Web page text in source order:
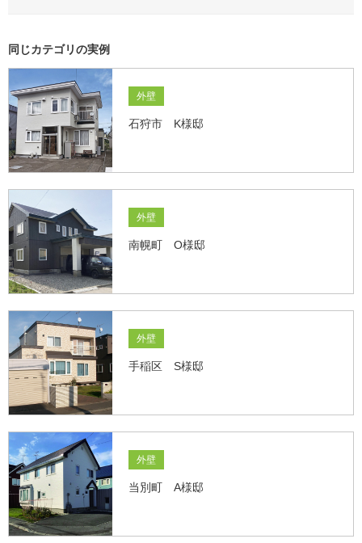
同じカテゴリの実例
外壁
石狩市 K様邸
外壁
南幌町 O様邸
外壁
手稲区 S様邸
外壁
当別町 A様邸